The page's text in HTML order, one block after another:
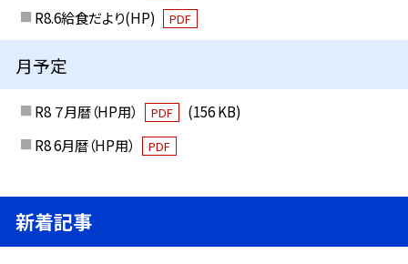
R8.6給食だより(HP)
PDF
月予定
R8 ７月暦（HP用） PDF
(156 KB)
R8 6月暦（HP用）
PDF
新着記事